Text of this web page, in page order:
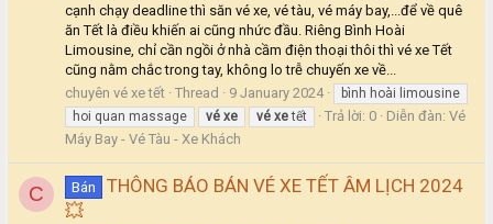
cạnh chạy deadline thì săn vé xe, vé tàu, vé máy bay,...để về quê
ăn Tết là điều khiến ai cũng nhức đầu. Riêng Bình Hoài
Limousine, chỉ cần ngồi ở nhà cầm điện thoại thôi thì vé xe Tết
cũng nằm chắc trong tay, không lo trễ chuyến xe về...
chuyên vé xe tết Thread 9 January 2024
bình hoài limousine
hoi quan massage
vé xe vé xetết Trả lời: 0 Diễn đàn: Vé
Máy Bay - Vé Tàu - Xe Khách
C Bán
THÔNG BÁO BÁN VÉ XE TẾT ÂM LỊCH 2024
💥